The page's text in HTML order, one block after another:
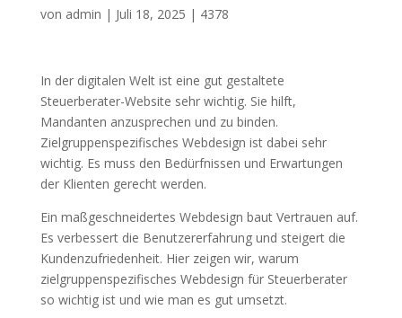
von admin | Juli 18, 2025 | 4378
In der digitalen Welt ist eine gut gestaltete
Steuerberater-Website sehr wichtig. Sie hilft,
Mandanten anzusprechen und zu binden.
Zielgruppenspezifisches Webdesign ist dabei sehr
wichtig. Es muss den Bedürfnissen und Erwartungen
der Klienten gerecht werden.
Ein maßgeschneidertes Webdesign baut Vertrauen auf.
Es verbessert die Benutzererfahrung und steigert die
Kundenzufriedenheit. Hier zeigen wir, warum
zielgruppenspezifisches Webdesign für Steuerberater
so wichtig ist und wie man es gut umsetzt.